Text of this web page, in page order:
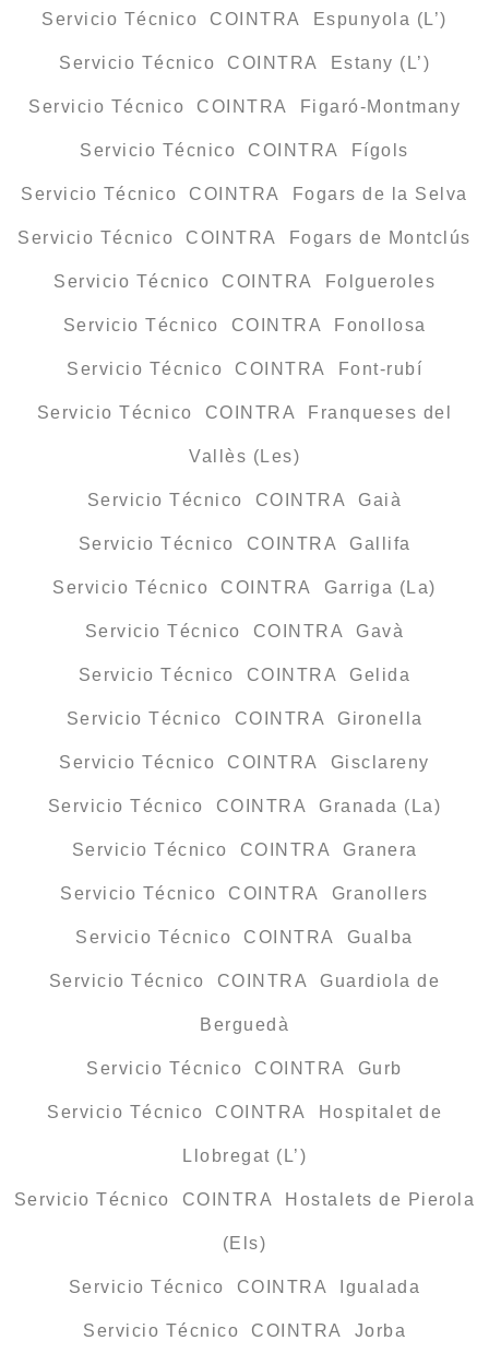
Servicio Técnico COINTRA Espunyola (L’)
Servicio Técnico COINTRA Estany (L’)
Servicio Técnico COINTRA Figaró-Montmany
Servicio Técnico COINTRA Fígols
Servicio Técnico COINTRA Fogars de la Selva
Servicio Técnico COINTRA Fogars de Montclús
Servicio Técnico COINTRA Folgueroles
Servicio Técnico COINTRA Fonollosa
Servicio Técnico COINTRA Font-rubí
Servicio Técnico COINTRA Franqueses del
Vallès (Les)
Servicio Técnico COINTRA Gaià
Servicio Técnico COINTRA Gallifa
Servicio Técnico COINTRA Garriga (La)
Servicio Técnico COINTRA Gavà
Servicio Técnico COINTRA Gelida
Servicio Técnico COINTRA Gironella
Servicio Técnico COINTRA Gisclareny
Servicio Técnico COINTRA Granada (La)
Servicio Técnico COINTRA Granera
Servicio Técnico COINTRA Granollers
Servicio Técnico COINTRA Gualba
Servicio Técnico COINTRA Guardiola de
Berguedà
Servicio Técnico COINTRA Gurb
Servicio Técnico COINTRA Hospitalet de
Llobregat (L’)
Servicio Técnico COINTRA Hostalets de Pierola
(Els)
Servicio Técnico COINTRA Igualada
Servicio Técnico COINTRA Jorba